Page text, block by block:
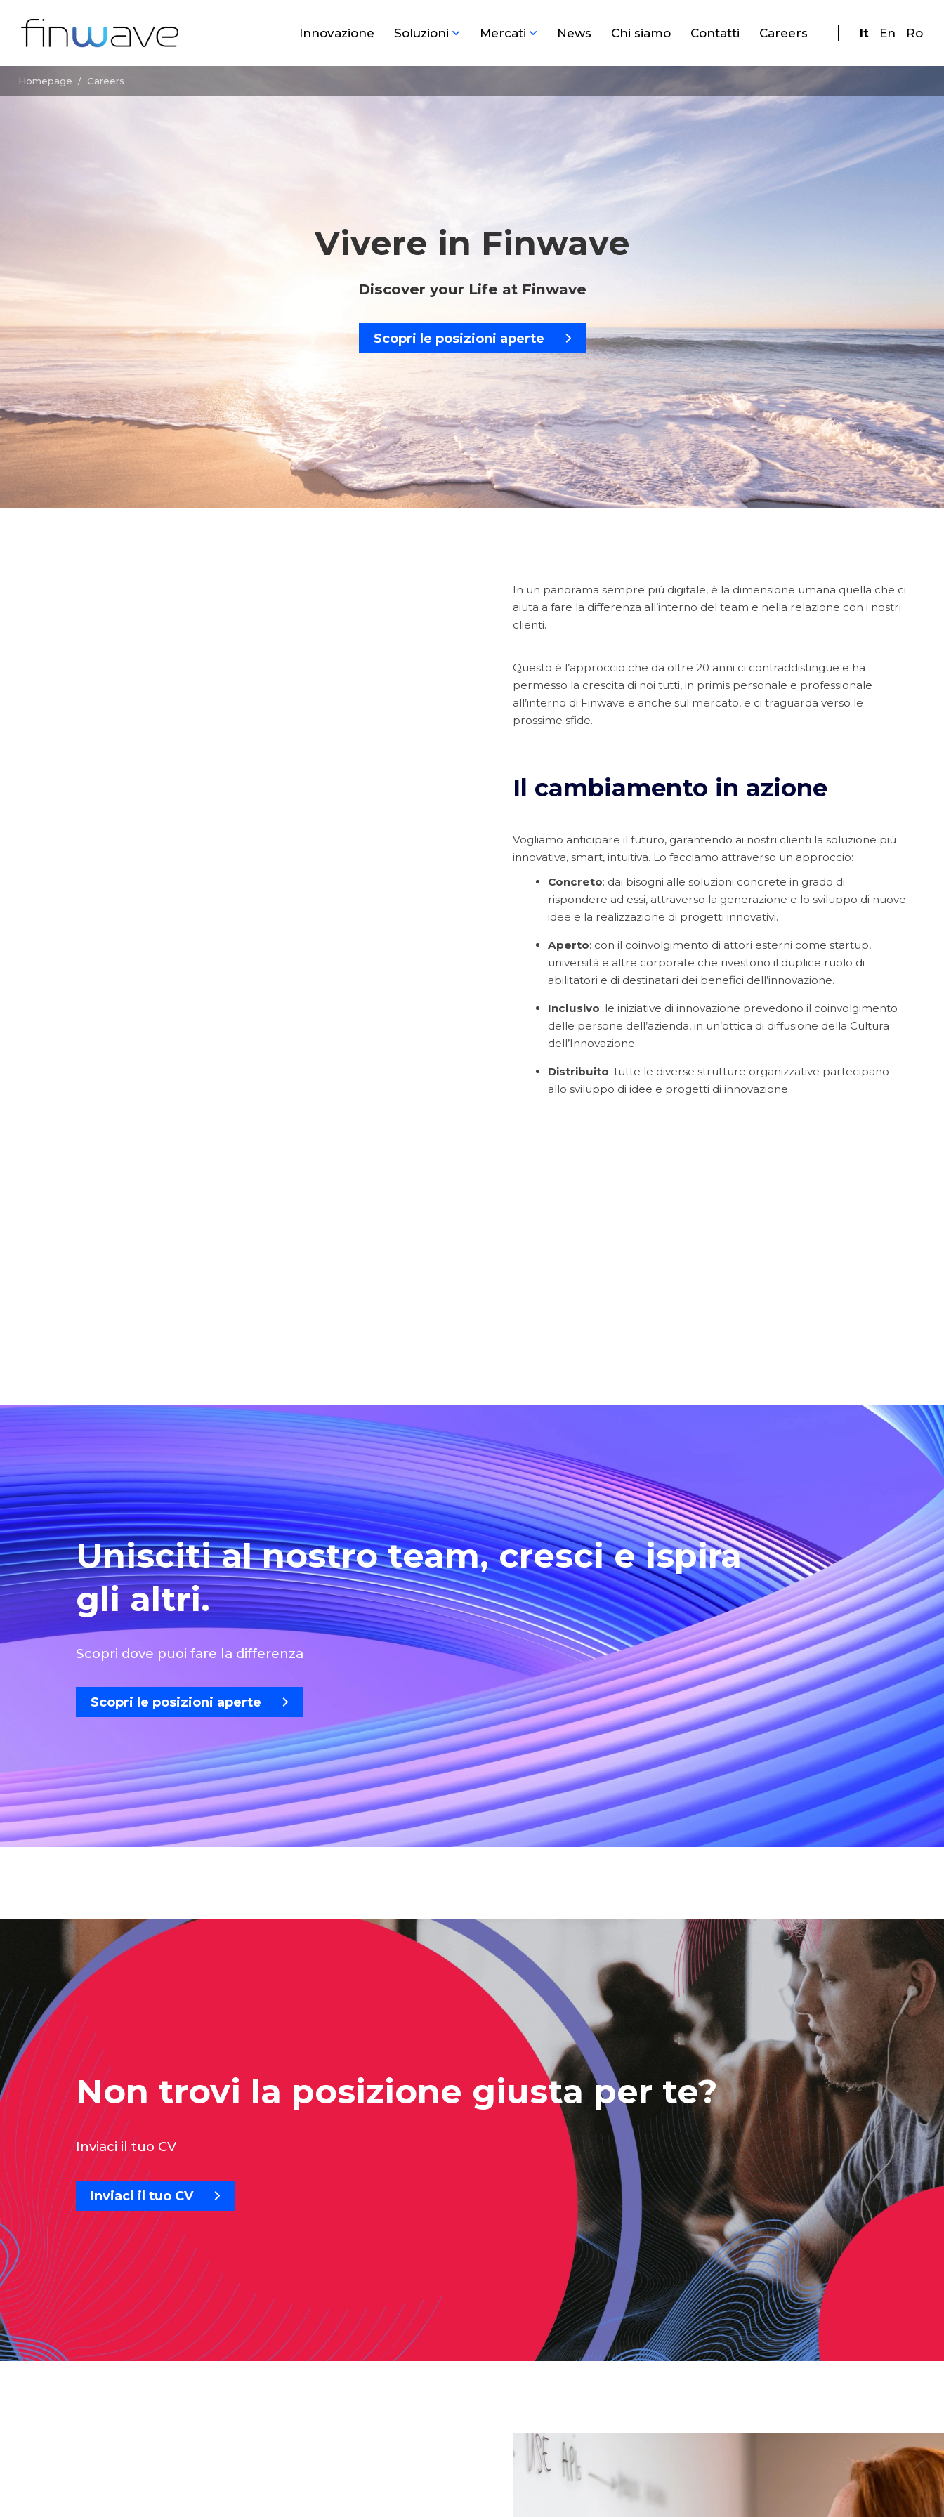
Innovazione Soluzioni Mercati News Chi siamo Contatti Careers It En Ro
Homepage / Careers
Vivere in Finwave
Discover your Life at Finwave
Scopri le posizioni aperte
In un panorama sempre più digitale, è la dimensione umana quella che ci
aiuta a fare la differenza all’interno del team e nella relazione con i nostri
clienti.
Questo è l’approccio che da oltre 20 anni ci contraddistingue e ha
permesso la crescita di noi tutti, in primis personale e professionale
all’interno di Finwave e anche sul mercato, e ci traguarda verso le
prossime sfide.
Il cambiamento in azione
Vogliamo anticipare il futuro, garantendo ai nostri clienti la soluzione più
innovativa, smart, intuitiva. Lo facciamo attraverso un approccio:
Concreto: dai bisogni alle soluzioni concrete in grado di
rispondere ad essi, attraverso la generazione e lo sviluppo di nuove
idee e la realizzazione di progetti innovativi.
Aperto: con il coinvolgimento di attori esterni come startup,
università e altre corporate che rivestono il duplice ruolo di
abilitatori e di destinatari dei benefici dell’innovazione.
Inclusivo: le iniziative di innovazione prevedono il coinvolgimento
delle persone dell’azienda, in un’ottica di diffusione della Cultura
dell’Innovazione.
Distribuito: tutte le diverse strutture organizzative partecipano
allo sviluppo di idee e progetti di innovazione.
Unisciti al nostro team, cresci e ispira
gli altri.
Scopri dove puoi fare la differenza
Scopri le posizioni aperte
Non trovi la posizione giusta per te?
Inviaci il tuo CV
Inviaci il tuo CV